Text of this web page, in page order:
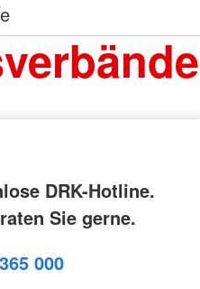
DRK-Hotline.
Sie gerne.
000